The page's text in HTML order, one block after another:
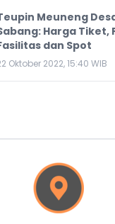
Meuneng
Harga Tiket,
dan Spot
Oktober 2022, 15:40 WIB